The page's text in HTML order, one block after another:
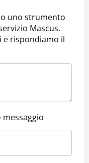
uno strumento
Mascus.
e rispondiamo il